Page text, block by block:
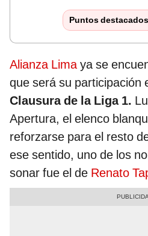
Puntos destacados
Alianza Limaya se
que será su participación
Clausura de la Liga 1.
Apertura, el elenco
reforzarse para el resto
ese sentido, uno de los
sonar fue el de Renato